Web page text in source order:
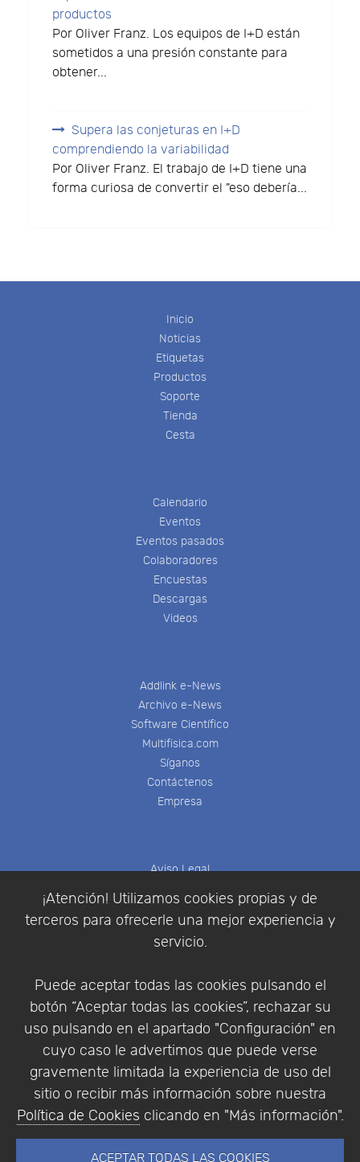
¡Atención! Utilizamos cookies propias y de
terceros para ofrecerle una mejor experiencia y
servicio.
Puede aceptar todas las cookies pulsando el
botón “Aceptar todas las cookies”, rechazar su
uso pulsando en el apartado "Configuración" en
cuyo caso le advertimos que puede verse
gravemente limitada la experiencia de uso del
sitio o recibir más información sobre nuestra
Política de Cookies clicando en "Más información".
ACEPTAR TODAS LAS COOKIES
productos
Por Oliver Franz. Los equipos de I+D están
sometidos a una presión constante para
obtener...
Supera las conjeturas en I+D
comprendiendo la variabilidad
Por Oliver Franz. El trabajo de I+D tiene una
forma curiosa de convertir el "eso debería...
Inicio
Noticias
Etiquetas
Productos
Soporte
Tienda
Cesta
Calendario
Eventos
Eventos pasados
Colaboradores
Encuestas
Descargas
Videos
Addlink e-News
Archivo e-News
Software Científico
Multifisica.com
Síganos
Contáctenos
Empresa
Aviso Legal
Política de Privacidad
Condiciones de compra
Identificarse
Empresa|Aviso Legal| Política de Privacidad |
Política de Cookies
© Copyright 1994 - 2026. Addlink Software
Científico, S.L.